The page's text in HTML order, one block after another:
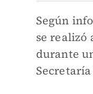
Según
se realizó
durante